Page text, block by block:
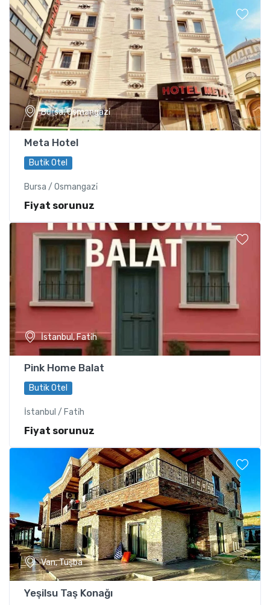
Bursa, Osmangazi̇
Meta Hotel
Butik Otel
Bursa / Osmangazi̇
Fiyat sorunuz
İstanbul, Fati̇h
Pink Home Balat
Butik Otel
İstanbul / Fati̇h
Fiyat sorunuz
Van, Tuşba
Yeşilsu Taş Konağı